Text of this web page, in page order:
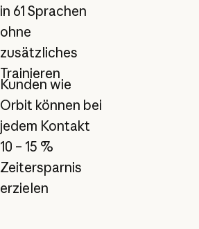
in 61 Sprachen
ohne
zusätzliches
Trainieren
Kunden wie
Orbit können bei
jedem Kontakt
10 – 15 %
Zeitersparnis
erzielen